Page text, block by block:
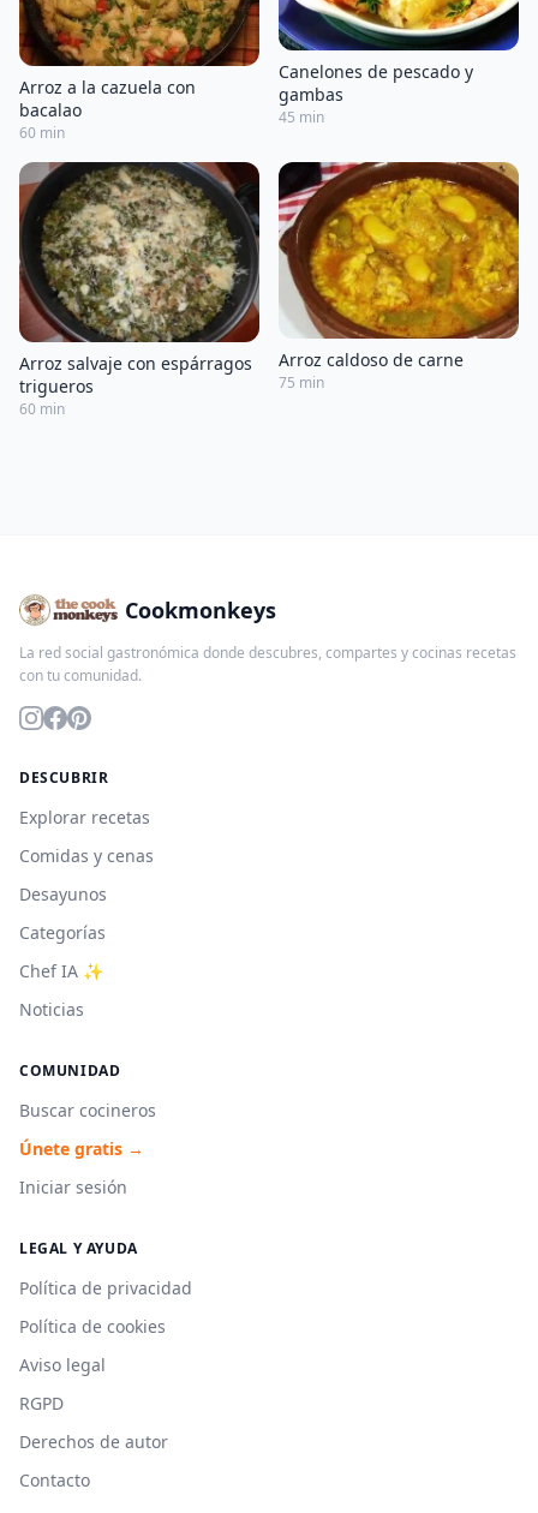
Arroz a la cazuela con
bacalao
60 min
Canelones de pescado y
gambas
45 min
Arroz salvaje con espárragos
trigueros
60 min
Arroz caldoso de carne
75 min
Cookmonkeys
La red social gastronómica donde descubres, compartes y cocinas recetas
con tu comunidad.
DESCUBRIR
Explorar recetas
Comidas y cenas
Desayunos
Categorías
Chef IA ✨
Noticias
COMUNIDAD
Buscar cocineros
Únete gratis →
Iniciar sesión
LEGAL Y AYUDA
Política de privacidad
Política de cookies
Aviso legal
RGPD
Derechos de autor
Contacto